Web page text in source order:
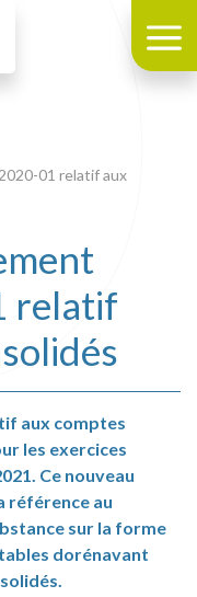
01 relatif aux
relatif
aux comptes
les exercices
Ce nouveau
référence au
sur la forme
dorénavant